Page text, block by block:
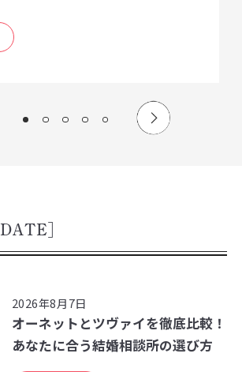
2026年8月7日
オーネットとツヴァイを徹底比較！
あなたに合う結婚相談所の選び方